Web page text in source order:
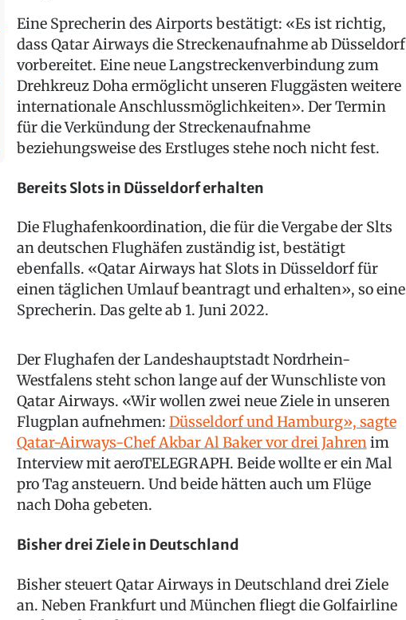
Eine Sprecherin des Airports bestätigt: «Es ist richtig,
dass Qatar Airways die Streckenaufnahme ab Düsseldorf
vorbereitet. Eine neue Langstreckenverbindung zum
Drehkreuz Doha ermöglicht unseren Fluggästen weitere
internationale Anschlussmöglichkeiten». Der Termin
für die Verkündung der Streckenaufnahme
beziehungsweise des Erstluges stehe noch nicht fest.
Bereits Slots in Düsseldorf erhalten
Die Flughafenkoordination, die für die Vergabe der Slts
an deutschen Flughäfen zuständig ist, bestätigt
ebenfalls. «Qatar Airways hat Slots in Düsseldorf für
einen täglichen Umlauf beantragt und erhalten», so eine
Sprecherin. Das gelte ab 1. Juni 2022.
Der Flughafen der Landeshauptstadt Nordrhein-
Westfalens steht schon lange auf der Wunschliste von
Qatar Airways. «Wir wollen zwei neue Ziele in unseren
Flugplan aufnehmen: Düsseldorf und Hamburg», sagte
Qatar-Airways-Chef Akbar Al Baker vor drei Jahrenim
Interview mit aeroTELEGRAPH. Beide wollte er ein Mal
pro Tag ansteuern. Und beide hätten auch um Flüge
nach Doha gebeten.
Bisher drei Ziele in Deutschland
Bisher steuert Qatar Airways in Deutschland drei Ziele
an. Neben Frankfurt und München fliegt die Golfairline